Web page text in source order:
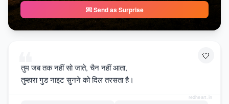
💌 Send as Surprise
🤍
❝
तुम जब तक नहीं सो जाते, चैन नहीं आता,
तुम्हारा गुड नाइट सुनने को दिल तरसता है।
redheart.in